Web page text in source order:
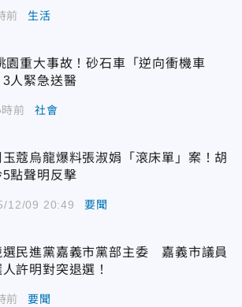
前 生活
園重大事故！砂石車「逆向衝機車
3人緊急送醫
前 社會
玉蔻烏龍爆料張淑娟「滾床單」案！胡
5點聲明反擊
12/09 20:49 要聞
選民進黨嘉義市黨部主委 嘉義市議員
許明對突退選！
前 要聞